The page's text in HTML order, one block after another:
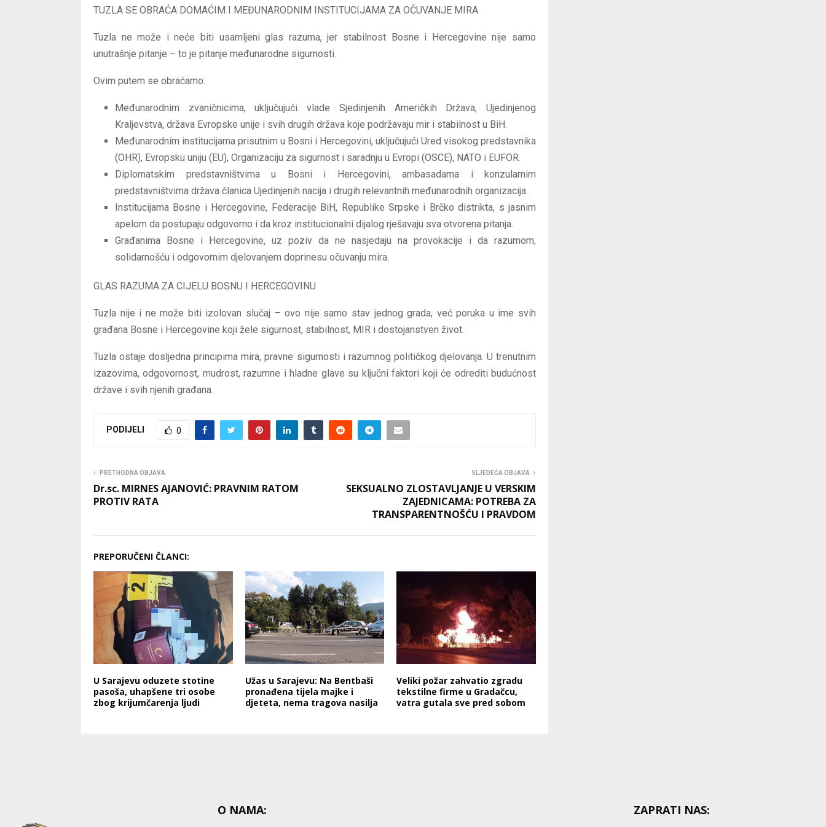
TUZLA SE OBRAĆA DOMAĆIM I MEĐUNARODNIM INSTITUCIJAMA ZA OČUVANJE MIRA
Tuzla ne može i neće biti usamljeni glas razuma, jer stabilnost Bosne i Hercegovine nije samo
unutrašnje pitanje – to je pitanje međunarodne sigurnosti.
Ovim putem se obraćamo:
Međunarodnim zvaničnicima, uključujući vlade Sjedinjenih Američkih Država, Ujedinjenog
Kraljevstva, država Evropske unije i svih drugih država koje podržavaju mir i stabilnost u BiH.
Međunarodnim institucijama prisutnim u Bosni i Hercegovini, uključujući Ured visokog predstavnika
(OHR), Evropsku uniju (EU), Organizaciju za sigurnost i saradnju u Evropi (OSCE), NATO i EUFOR.
Diplomatskim predstavništvima u Bosni i Hercegovini, ambasadama i konzularnim
predstavništvima država članica Ujedinjenih nacija i drugih relevantnih međunarodnih organizacija.
Institucijama Bosne i Hercegovine, Federacije BiH, Republike Srpske i Brčko distrikta, s jasnim
apelom da postupaju odgovorno i da kroz institucionalni dijalog rješavaju sva otvorena pitanja.
Građanima Bosne i Hercegovine, uz poziv da ne nasjedaju na provokacije i da razumom,
solidarnošću i odgovornim djelovanjem doprinesu očuvanju mira.
GLAS RAZUMA ZA CIJELU BOSNU I HERCEGOVINU
Tuzla nije i ne može biti izolovan slučaj – ovo nije samo stav jednog grada, već poruka u ime svih
građana Bosne i Hercegovine koji žele sigurnost, stabilnost, MIR i dostojanstven život.
Tuzla ostaje dosljedna principima mira, pravne sigurnosti i razumnog političkog djelovanja. U trenutnim
izazovima, odgovornost, mudrost, razumne i hladne glave su ključni faktori koji će odrediti budućnost
države i svih njenih građana.
PODIJELI 0
PRETHODNA OBJAVA
Dr.sc. MIRNES AJANOVIĆ: PRAVNIM RATOM
PROTIV RATA
SLJEDEĆA OBJAVA
SEKSUALNO ZLOSTAVLJANJE U VERSKIM
ZAJEDNICAMA: POTREBA ZA
TRANSPARENTNOŠĆU I PRAVDOM
PREPORUČENI ČLANCI:
U Sarajevu oduzete stotine
pasoša, uhapšene tri osobe
zbog krijumčarenja ljudi
Užas u Sarajevu: Na Bentbaši
pronađena tijela majke i
djeteta, nema tragova nasilja
Veliki požar zahvatio zgradu
tekstilne firme u Gradačcu,
vatra gutala sve pred sobom
O NAMA: ZAPRATI NAS: